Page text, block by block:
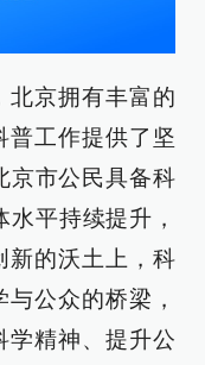
北京拥有丰富的
普工作提供了坚
京市公民具备科
平持续提升，
新的沃土上，科
公众的桥梁，
学精神、提升公